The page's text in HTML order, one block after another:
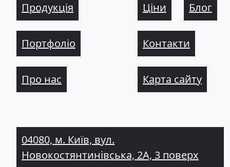
Продукція
Портфоліо
Про нас
Ціни Блог
Контакти
Карта сайту
04080, м. Київ, вул.
Новокостянтинівська, 2А, 3 поверх